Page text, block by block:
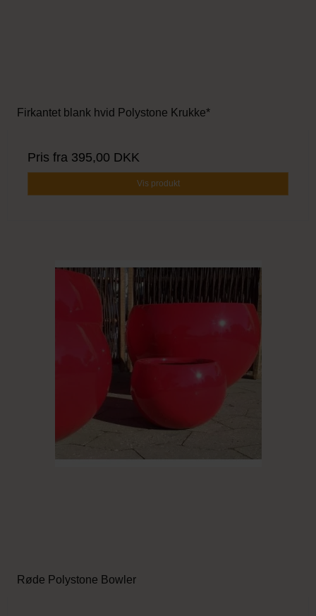
Firkantet blank hvid Polystone Krukke*
Pris fra 395,00 DKK
Vis produkt
Røde Polystone Bowler